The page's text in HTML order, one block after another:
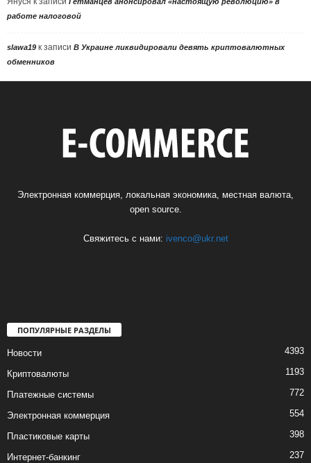
работе налоговой
slawa19 к записи В Украине ликвидировали девять криптовалютных
обменников
Электронная коммерция, локальная экономика, местная валюта,
open source.
Свяжитесь с нами: ivenco@ukr.net
ПОПУЛЯРНЫЕ РАЗДЕЛЫ
Новости 4393
Криптовалюты 1193
Платежные системы 772
Электронная коммерция 554
Пластиковые карты 398
Интернет-банкинг 237